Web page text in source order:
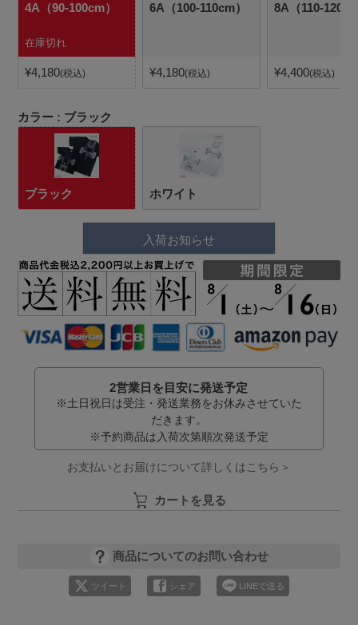
4A（90-100cm）
在庫切れ
¥4,180 税込
6A（100-110cm）
¥4,180 税込
8A（110-
¥4,400 税込
カラー ブラック
ブラック ホワイト
入荷お知らせ
2営業日を目安に発送予定
※土日祝日は受注・発送業務をお休みさせていた
だきます。
※予約商品は入荷次第順次発送予定
お支払いとお届けについて詳しくはこちら＞
カートを見る
商品についてのお問い合わせ
ツイート シェア LINEで送る